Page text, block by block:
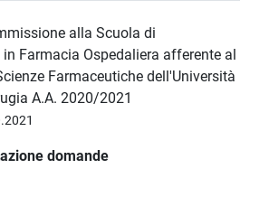
alla Scuola di
Farmacia Ospedaliera afferente al
Farmaceutiche dell'Università
A.A. 2020/2021
domande